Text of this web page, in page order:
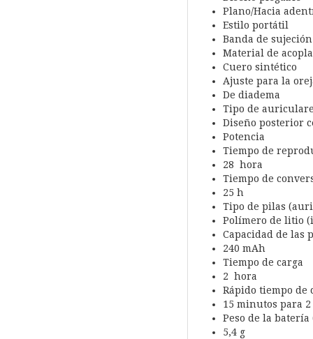
Plano/Hacia
Estilo portátil
Banda de sujeción
Material de
Cuero sintético
Ajuste para la
De diadema
Tipo de
Diseño posterior
Potencia
Tiempo de
28 hora
Tiempo de
25 h
Tipo de pilas
Polímero de litio
Capacidad de las
240 mAh
Tiempo de carga
2 hora
Rápido tiempo de
15 minutos para
Peso de la batería
5,4 g